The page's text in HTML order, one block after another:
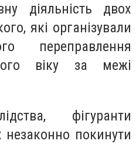
діяльність двох
які організували
переправлення
віку за межі
фігуранти
незаконно покинути